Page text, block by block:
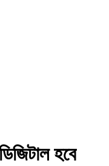
হবে